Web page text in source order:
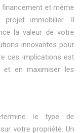
et même
projet immobilier. Il
la valeur de votre
innovantes pour
ces implications est
et en maximiser les
le type de
votre propriété. Un